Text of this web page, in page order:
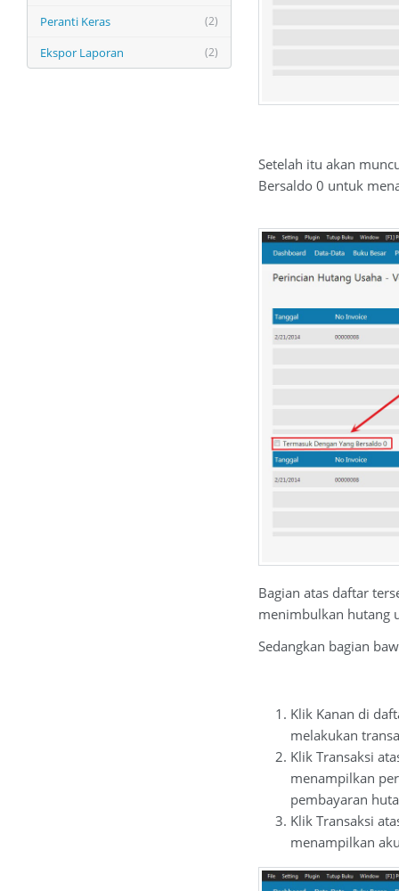
(2)
Peranti Keras
(2)
Ekspor Laporan
Setelah itu akan
Bersaldo 0 untuk
Bagian atas daftar
menimbulkan hutang
Sedangkan bagian
Klik Kanan di
melakukan
Klik Transaksi
menampilkan
pembayaran
Klik Transaksi
menampilkan